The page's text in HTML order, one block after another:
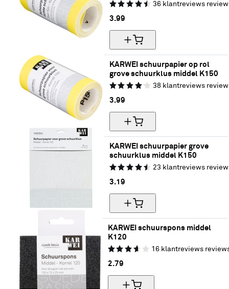
36 klantreviews
3.99
KARWEI schuurpapier op rol
grove schuurklus middel K150
38 klantreviews
3.99
KARWEI schuurpapier grove
schuurklus middel K150
23 klantreviews
3.19
KARWEI schuurspons middel
K120
16 klantreviews
2.79